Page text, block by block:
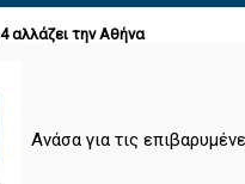
αλλάζει την Αθήνα
Ανάσα για τις